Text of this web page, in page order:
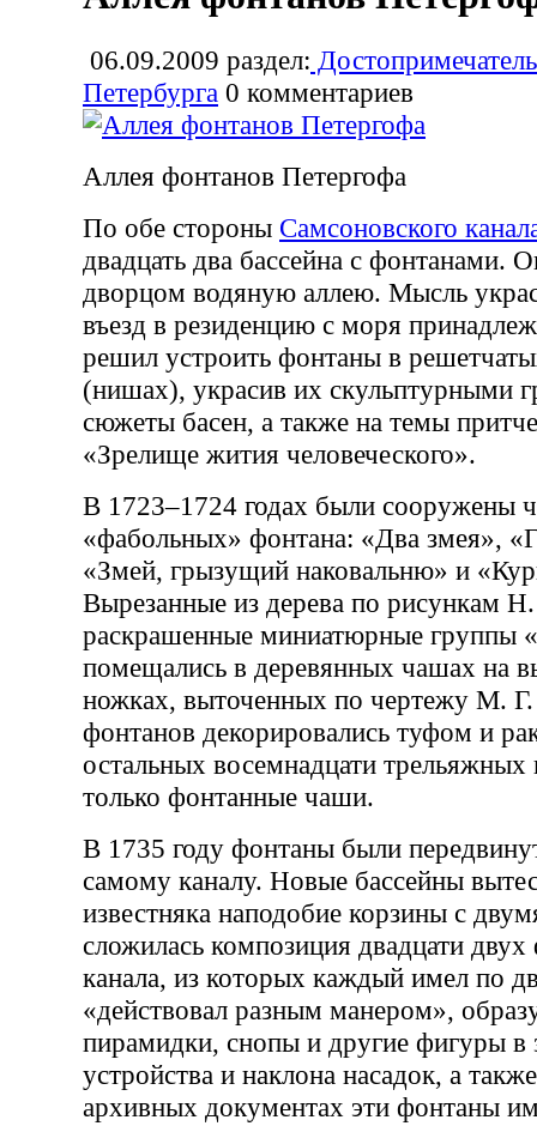
06.09.2009 раздел:
Петербурга 0 комментариев
Аллея фонтанов Петергофа
По обе стороны Самсоновского
двадцать два бассейна с фонтанами.
дворцом водяную аллею. Мысль
въезд в резиденцию с моря
решил устроить фонтаны в
(нишах), украсив их скульптурными
сюжеты басен, а также на темы
«Зрелище жития человеческого».
В 1723–1724 годах были сооружены
«фабольных» фонтана: «Два змея»,
«Змей, грызущий наковальню» и
Вырезанные из дерева по рисункам
раскрашенные миниатюрные группы
помещались в деревянных чашах на
ножках, выточенных по чертежу М.
фонтанов декорировались туфом и
остальных восемнадцати
только фонтанные чаши.
В 1735 году фонтаны были
самому каналу. Новые бассейны
известняка наподобие корзины с
сложилась композиция двадцати
канала, из которых каждый имел по
«действовал разным манером»,
пирамидки, снопы и другие фигуры в
устройства и наклона насадок, а
архивных документах эти фонтаны